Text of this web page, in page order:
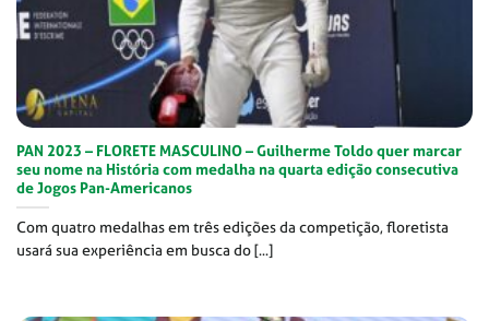
PAN 2023 – FLORETE MASCULINO – Guilherme Toldo quer marcar
seu nome na História com medalha na quarta edição consecutiva
de Jogos Pan-Americanos
Com quatro medalhas em três edições da competição, floretista
usará sua experiência em busca do [...]